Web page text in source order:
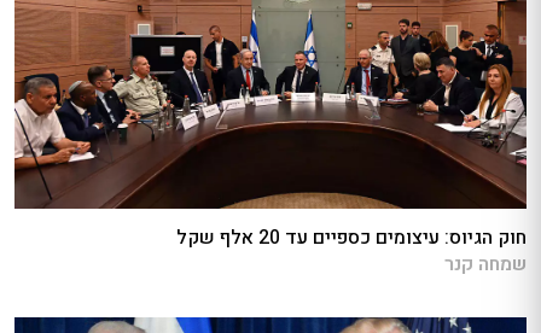
חוק הגיוס: עיצומים כספיים עד 20 אלף שקל
שמחה קנר